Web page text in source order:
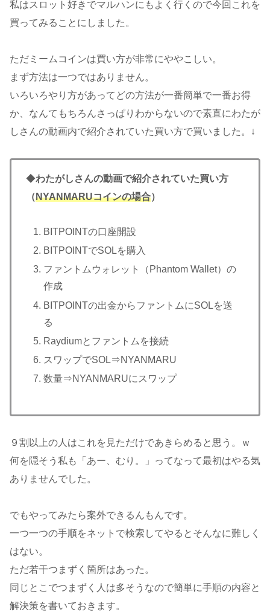
私はスロット好きでマルハンにもよく行くので今回これを
買ってみることにしました。
ただミームコインは買い方が非常にややこしい。
まず方法は一つではありません。
いろいろやり方があってどの方法が一番簡単で一番お得
か、なんてもちろんさっぱりわからないので素直にわたが
しさんの動画内で紹介されていた買い方で買いました。↓
◆わたがしさんの動画で紹介されていた買い方
（NYANMARUコインの場合）
BITPOINTの口座開設
BITPOINTでSOLを購入
ファントムウォレット（Phantom Wallet）の
作成
BITPOINTの出金からファントムにSOLを送
る
Raydiumとファントムを接続
スワップでSOL⇒NYANMARU
数量⇒NYANMARUにスワップ
９割以上の人はこれを見ただけであきらめると思う。ｗ
何を隠そう私も「あー、むり。」ってなって最初はやる気
ありませんでした。
でもやってみたら案外できるんもんです。
一つ一つの手順をネットで検索してやるとそんなに難しく
はない。
ただ若干つまずく箇所はあった。
同じとこでつまずく人は多そうなので簡単に手順の内容と
解決策を書いておきます。